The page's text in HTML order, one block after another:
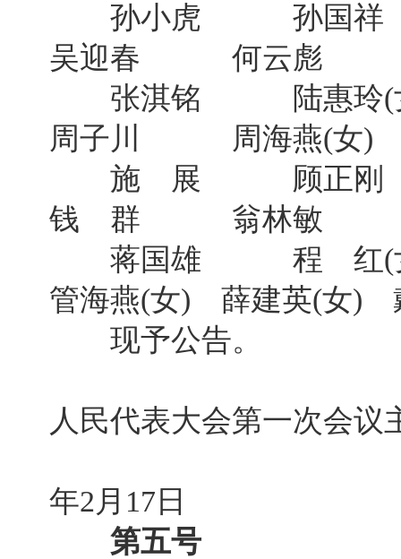
孙小虎 孙国
吴迎春 何云彪
张淇铭 陆惠
周子川 周海燕(女)
施 展 顾正刚
钱 群 翁林敏
蒋国雄 程
管海燕(女) 薛建英(女)
现予公告。
人民代表大会第一次会议
年2月17日
第五号